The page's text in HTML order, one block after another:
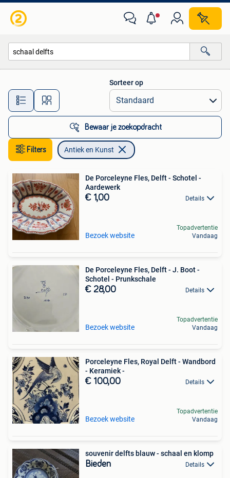
Alle afstanden…
Sorteer op
Bewaar je zoekopdracht
Filters Antiek en Kunst
De Porceleyne Fles, Delft - Schotel -
Aardewerk
€ 1,00 Details
Bezoek website
Topadvertentie
Vandaag
De Porceleyne Fles, Delft - J. Boot -
Schotel - Prunkschale
€ 28,00 Details
Bezoek website
Topadvertentie
Vandaag
Porceleyne Fles, Royal Delft - Wandbord
- Keramiek -
€ 100,00 Details
Bezoek website
Topadvertentie
Vandaag
souvenir delfts blauw - schaal en klomp
Bieden Details